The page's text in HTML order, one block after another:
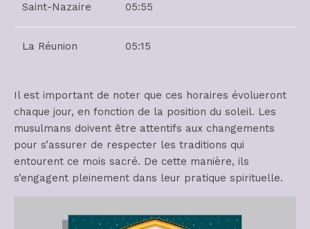
Saint-Nazaire 05:55
La Réunion 05:15
Il est important de noter que ces horaires évolueront
chaque jour, en fonction de la position du soleil. Les
musulmans doivent être attentifs aux changements
pour s’assurer de respecter les traditions qui
entourent ce mois sacré. De cette manière, ils
s’engagent pleinement dans leur pratique spirituelle.